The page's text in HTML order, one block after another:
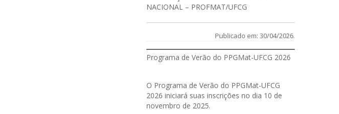
NACIONAL – PROFMAT/UFCG
Publicado em: 30/04/2026.
Programa de Verão do PPGMat-UFCG 2026
O Programa de Verão do PPGMat-UFCG
2026 iniciará suas inscrições no dia 10 de
novembro de 2025.